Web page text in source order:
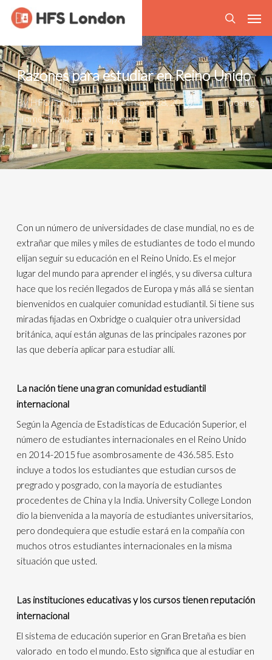
Skip
content
search
Razones para estudiar en Reino Unido
ByHFS London December 28, 2016
Choosing
Homestay in London, Spanish
Con un número de universidades de clase mundial, no es de
extrañar que miles y miles de estudiantes de todo el mundo
elijan seguir su educación en el Reino Unido. Es el mejor
lugar del mundo para aprender el inglés, y su diversa cultura
hace que los recién llegados de Europa y más allá se sientan
bienvenidos en cualquier comunidad estudiantil. Si tiene sus
miradas fijadas en Oxbridge o cualquier otra universidad
británica, aquí están algunas de las principales razones por
las que debería aplicar para estudiar allí.
La nación tiene una gran comunidad estudiantil
internacional
Según la Agencia de Estadísticas de Educación Superior, el
número de estudiantes internacionales en el Reino Unido
en 2014-2015 fue asombrosamente de 436.585. Esto
incluye a todos los estudiantes que estudian cursos de
pregrado y posgrado, con la mayoría de estudiantes
procedentes de China y la India. University College London
dio la bienvenida a la mayoría de estudiantes universitarios,
pero dondequiera que estudie estará en la compañía con
muchos otros estudiantes internacionales en la misma
situación que usted.
Las instituciones educativas y los cursos tienen reputación
internacional
El sistema de educación superior en Gran Bretaña es bien
valorado en todo el mundo. Esto significa que al estudiar en